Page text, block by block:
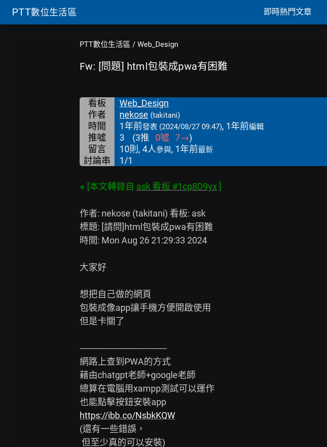
PTT數位生活區 即時熱門文章
PTT數位生活區 / Web_Design
Fw: [問題] html包裝成pwa有困難
看板
Web_Design
作者
nekose (takitani)
時間 1年前發表 (2024/08/27 09:47), 1年前編輯
推噓 3 (3推 0噓 7→)
留言
10則, 4人參與, 1年前最新
討論串 1/1
※ [本文轉錄自 ask 看板 #1cp8D9yx
作者: nekose (takitani) 看板: ask
標題: [請問]html包裝成pwa有困難
時間: Mon Aug 26 21:29:33 2024
大家好
想把自己做的網頁
包裝成像app讓手機方便開啟使用
但是卡關了
-----------------------------------
網路上查到PWA的方式
藉由chatgpt老師+google老師
總算在電腦用xampp測試可以運作
https://ibb.co/NsbkKQW
(還有一些錯誤，